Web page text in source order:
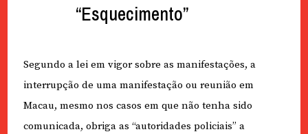
“Esquecimento”
Segundo a lei em vigor sobre as manifestações, a
interrupção de uma manifestação ou reunião em
Macau, mesmo nos casos em que não tenha sido
comunicada, obriga as “autoridades policiais” a